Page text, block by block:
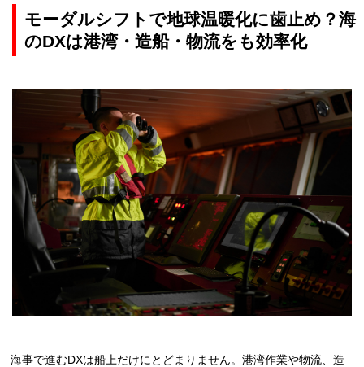
モーダルシフトで地球温暖化に歯止め？海
のDXは港湾・造船・物流をも効率化
海事で進むDXは船上だけにとどまりません。港湾作業や物流、造